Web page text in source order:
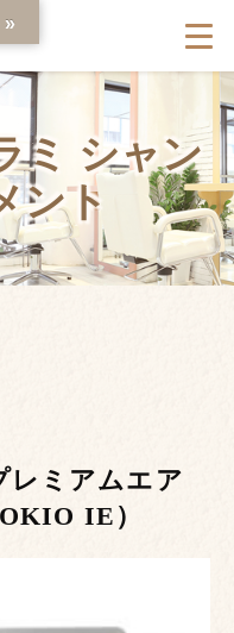
ミ シャン
ント
レミアムエア
IE）
»